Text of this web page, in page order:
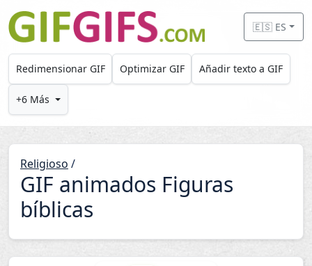
Skip to main content
🇪🇸 ES
Redimensionar GIF Optimizar GIF Añadir texto a GIF
+6 Más
Religioso /
GIF animados Figuras
bíblicas